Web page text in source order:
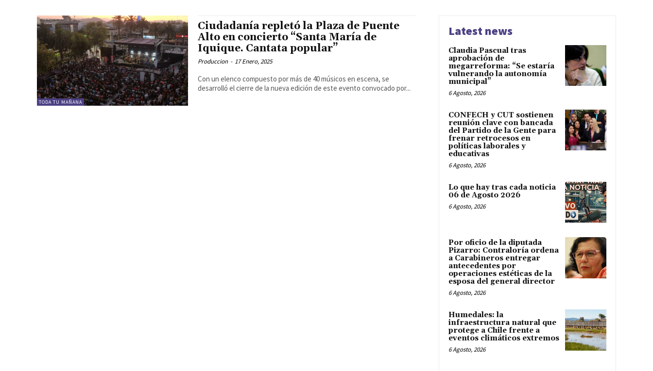
TODA TU MAÑANA
Ciudadanía repletó la Plaza de Puente
Alto en concierto “Santa María de
Iquique. Cantata popular”
Produccion - 17 Enero, 2025
Con un elenco compuesto por más de 40 músicos en escena, se
desarrolló el cierre de la nueva edición de este evento convocado por...
Latest news
Claudia Pascual tras
aprobación de
megarreforma: “Se estaría
vulnerando la autonomía
municipal”
6 Agosto, 2026
CONFECH y CUT sostienen
reunión clave con bancada
del Partido de la Gente para
frenar retrocesos en
políticas laborales y
educativas
6 Agosto, 2026
Lo que hay tras cada noticia
06 de Agosto 2026
6 Agosto, 2026
Por oficio de la diputada
Pizarro: Contraloría ordena
a Carabineros entregar
antecedentes por
operaciones estéticas de la
esposa del general director
6 Agosto, 2026
Humedales: la
infraestructura natural que
protege a Chile frente a
eventos climáticos extremos
6 Agosto, 2026